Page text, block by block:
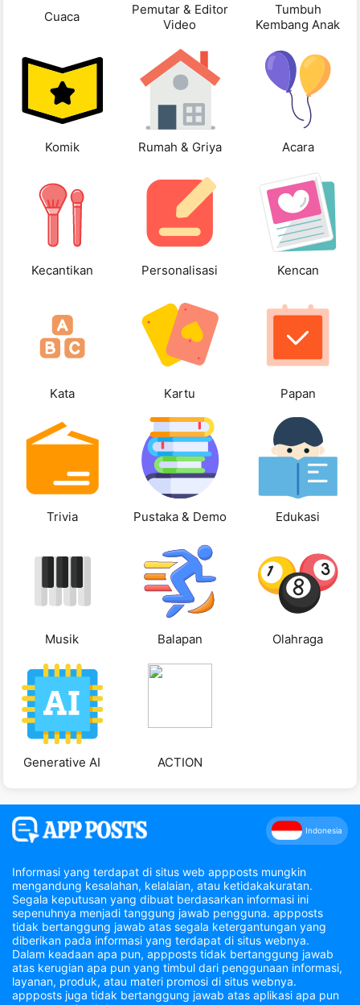
Cuaca
Pemutar & Editor
Video
Tumbuh
Kembang Anak
Komik Rumah & Griya Acara
Kecantikan Personalisasi Kencan
Kata Kartu Papan
Trivia Pustaka & Demo Edukasi
Musik Balapan Olahraga
Generative AI ACTION
Indonesia
Informasi yang terdapat di situs web appposts mungkin
mengandung kesalahan, kelalaian, atau ketidakakuratan.
Segala keputusan yang dibuat berdasarkan informasi ini
sepenuhnya menjadi tanggung jawab pengguna. appposts
tidak bertanggung jawab atas segala ketergantungan yang
diberikan pada informasi yang terdapat di situs webnya.
Dalam keadaan apa pun, appposts tidak bertanggung jawab
atas kerugian apa pun yang timbul dari penggunaan informasi,
layanan, produk, atau materi promosi di situs webnya.
appposts juga tidak bertanggung jawab atas aplikasi apa pun